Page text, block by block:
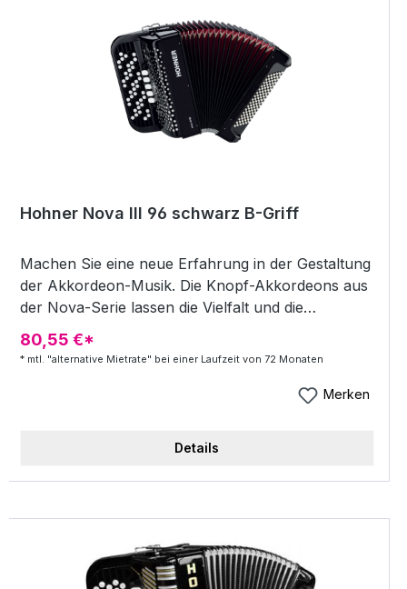
Hohner Nova III 96 schwarz B-Griff
Machen Sie eine neue Erfahrung in der Gestaltung
der Akkordeon-Musik. Die Knopf-Akkordeons aus
der Nova-Serie lassen die Vielfalt und die
Originalität des Akkordeonspiels ganz neu erleben.
III-chörig 16´+8´+8´ 72 Knöpfe im Diskant (44
weiße Bassknöpfe in schwarzer Bassstufe
Diskantverdeck Inkl. komfortablem Gigbag Inkl.
80,55 €*
* mtl. "alternative Mietrate" bei einer Laufzeit von 72 Monaten
Merken
Details